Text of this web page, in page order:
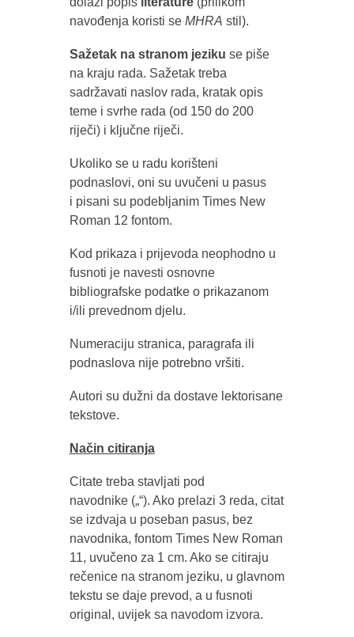
navođenja koristi se MHRA stil).
Sažetak na stranom jeziku se piše
na kraju rada. Sažetak treba
sadržavati naslov rada, kratak opis
teme i svrhe rada (od 150 do 200
riječi) i ključne riječi.
Ukoliko se u radu korišteni
podnaslovi, oni su uvučeni u pasus
i pisani su podebljanim Times New
Roman 12 fontom.
Kod prikaza i prijevoda neophodno u
fusnoti je navesti osnovne
bibliografske podatke o prikazanom
i/ili prevednom djelu.
Numeraciju stranica, paragrafa ili
podnaslova nije potrebno vršiti.
Autori su dužni da dostave lektorisane
tekstove.
Način citiranja
Citate treba stavljati pod
navodnike („“). Ako prelazi 3 reda, citat
se izdvaja u poseban pasus, bez
navodnika, fontom Times New Roman
11, uvučeno za 1 cm. Ako se citiraju
rečenice na stranom jeziku, u glavnom
tekstu se daje prevod, a u fusnoti
original, uvijek sa navodom izvora.